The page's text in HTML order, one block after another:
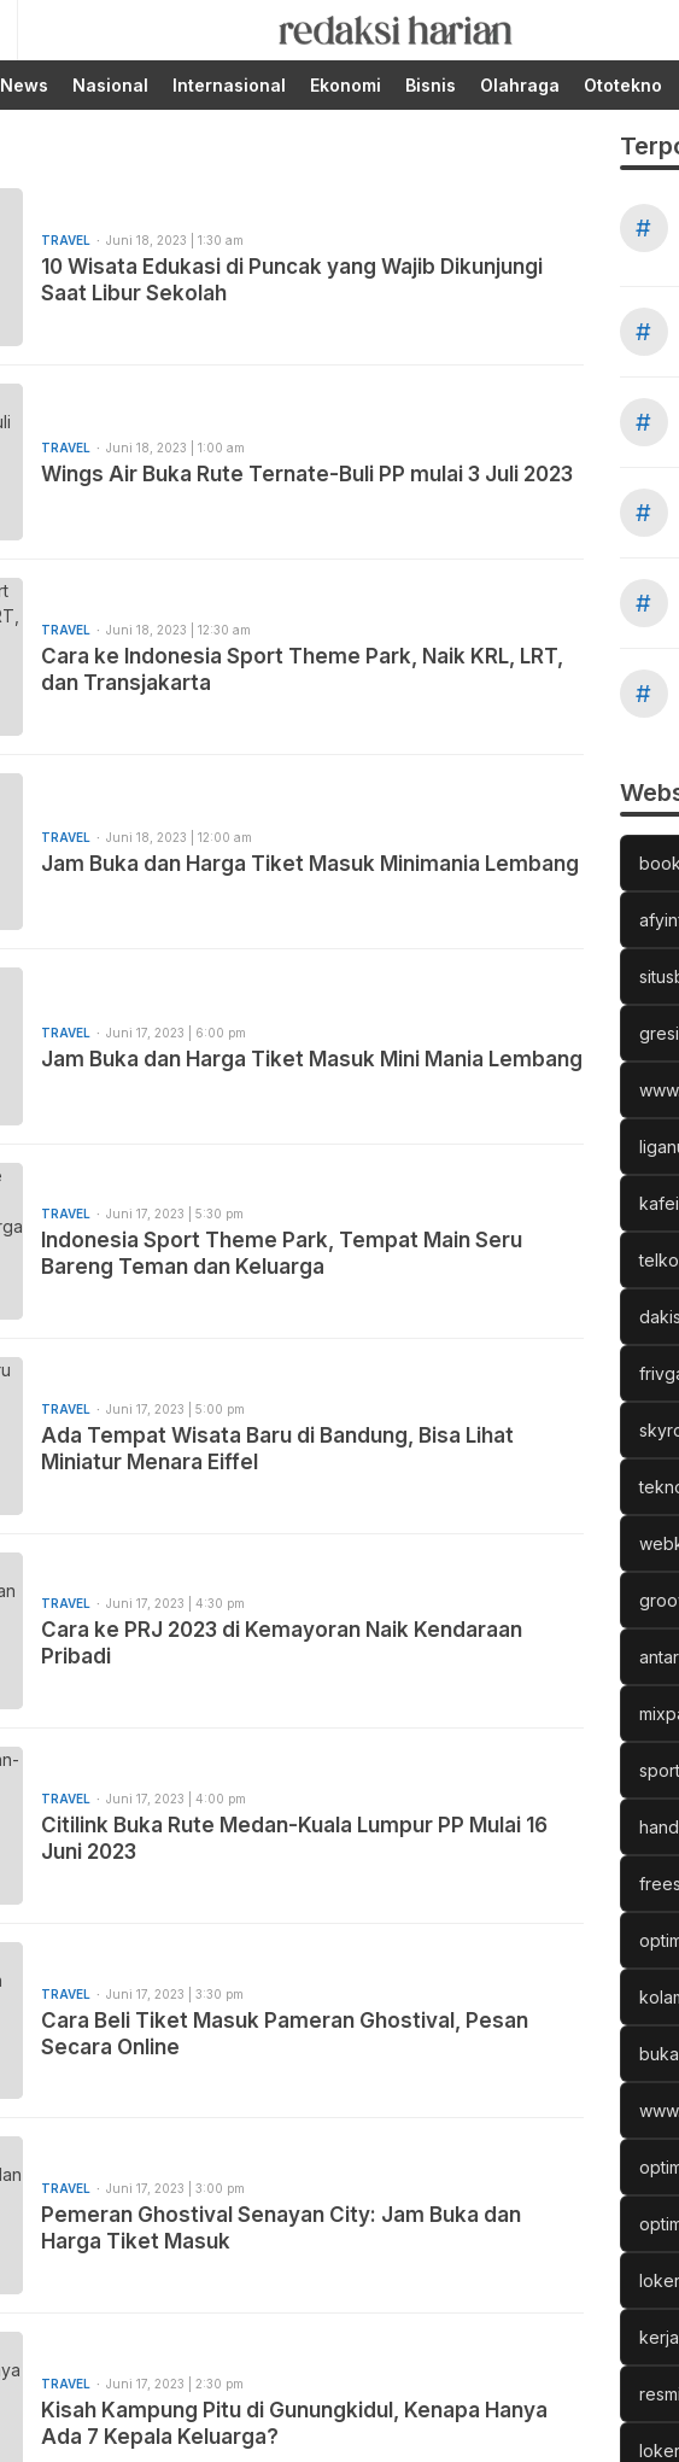
RedaksiHarian.com
Berita Terupdate dari
Redaksi Harian!
News
Nasional Internasional Ekonomi Bisnis Olahraga Ototekno
TRAVEL Juni 18, 2023 | 1:30 am
10 Wisata Edukasi di Puncak yang Wajib Dikunjungi
Saat Libur Sekolah
TRAVEL Juni 18, 2023 | 1:00 am
Wings Air Buka Rute Ternate-Buli PP mulai 3 Juli 2023
TRAVEL Juni 18, 2023 | 12:30 am
Cara ke Indonesia Sport Theme Park, Naik KRL, LRT,
dan Transjakarta
TRAVEL Juni 18, 2023 | 12:00 am
Jam Buka dan Harga Tiket Masuk Minimania Lembang
TRAVEL Juni 17, 2023 | 6:00 pm
Jam Buka dan Harga Tiket Masuk Mini Mania Lembang
TRAVEL Juni 17, 2023 | 5:30 pm
Indonesia Sport Theme Park, Tempat Main Seru
Bareng Teman dan Keluarga
TRAVEL Juni 17, 2023 | 5:00 pm
Ada Tempat Wisata Baru di Bandung, Bisa Lihat
Miniatur Menara Eiffel
TRAVEL Juni 17, 2023 | 4:30 pm
Cara ke PRJ 2023 di Kemayoran Naik Kendaraan
Pribadi
TRAVEL Juni 17, 2023 | 4:00 pm
Citilink Buka Rute Medan-Kuala Lumpur PP Mulai 16
Juni 2023
TRAVEL Juni 17, 2023 | 3:30 pm
Cara Beli Tiket Masuk Pameran Ghostival, Pesan
Secara Online
TRAVEL Juni 17, 2023 | 3:00 pm
Pemeran Ghostival Senayan City: Jam Buka dan
Harga Tiket Masuk
TRAVEL Juni 17, 2023 | 2:30 pm
Kisah Kampung Pitu di Gunungkidul, Kenapa Hanya
Ada 7 Kepala Keluarga?
#
#
#
#
#
#